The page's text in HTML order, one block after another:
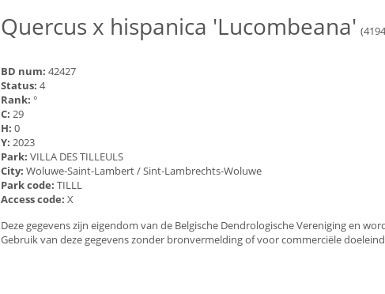
Quercus x hispanica 'Lucombeana'
BD num: 42427
Status: 4
Rank: °
C: 29
H: 0
Y: 2023
Park: VILLA DES TILLEULS
City: Woluwe-Saint-Lambert / Sint-Lambrechts-Woluwe
Park code: TILLL
Access code: X
Deze gegevens zijn eigendom van de Belgische Dendrologische Vereniging en
Gebruik van deze gegevens zonder bronvermelding of voor commerciële